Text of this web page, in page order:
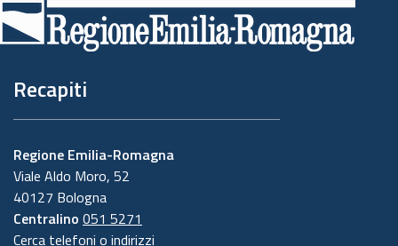
pagina
Recapiti
Regione Emilia-Romagna
Viale Aldo Moro, 52
40127 Bologna
Centralino 051 5271
Cerca telefoni o indirizzi